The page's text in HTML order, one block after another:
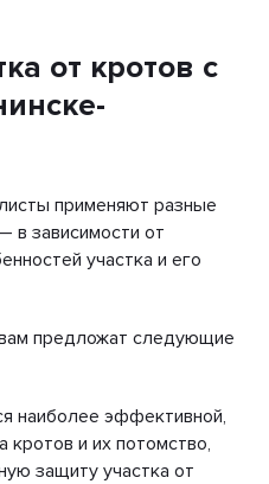
от кротов с
применяют разные
в зависимости от
участка и его
предложат следующие
наиболее эффективной,
кротов и их потомство,
защиту участка от